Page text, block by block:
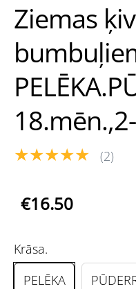
Ziemas
★★★★★ (2)
€16.50
Krāsa.
PELĒKA